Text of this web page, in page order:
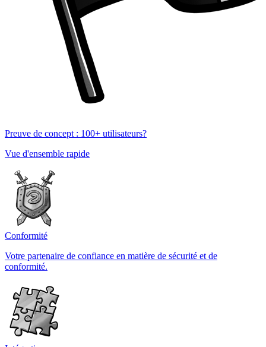
Preuve de concept : 100+ utilisateurs?
Vue d'ensemble rapide
Conformité
Votre partenaire de confiance en matière de sécurité et de
conformité.